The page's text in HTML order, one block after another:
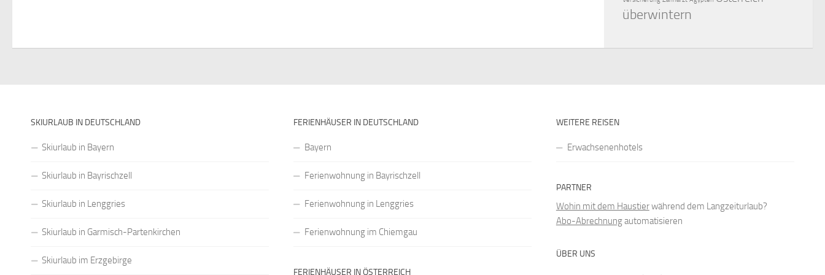
überwintern
SKIURLAUB IN DEUTSCHLAND
Skiurlaub in Bayern
Skiurlaub in Bayrischzell
Skiurlaub in Lenggries
Skiurlaub in Garmisch-Partenkirchen
Skiurlaub im Erzgebirge
FERIENHÄUSER IN DEUTSCHLAND
Bayern
Ferienwohnung in Bayrischzell
Ferienwohnung in Lenggries
Ferienwohnung im Chiemgau
FERIENHÄUSER IN ÖSTERREICH
WEITERE REISEN
Erwachsenenhotels
PARTNER
Wohin mit dem Haustierwährend dem Langzeiturlaub?
Abo-Abrechnungautomatisieren
ÜBER UNS